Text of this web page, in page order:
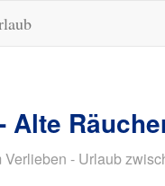
Alte
- Urlaub